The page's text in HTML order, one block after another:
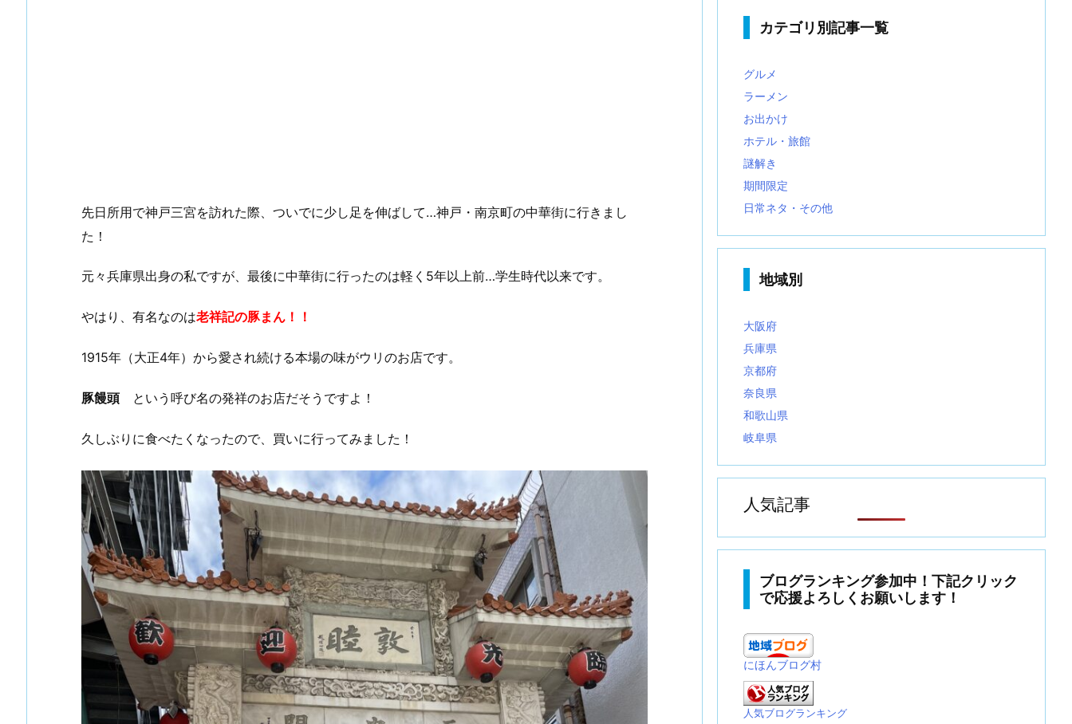
先日所用で神戸三宮を訪れた際、ついでに少し足を伸ばして…神戸・南京町の中華街に行きまし
た！
元々兵庫県出身の私ですが、最後に中華街に行ったのは軽く5年以上前…学生時代以来です。
やはり、有名なのは老祥記の豚まん！！
1915年（大正4年）から愛され続ける本場の味がウリのお店です。
豚饅頭 という呼び名の発祥のお店だそうですよ！
久しぶりに食べたくなったので、買いに行ってみました！
カテゴリ別記事一覧
グルメ
ラーメン
お出かけ
ホテル・旅館
謎解き
期間限定
日常ネタ・その他
地域別
大阪府
兵庫県
京都府
奈良県
和歌山県
岐阜県
人気記事
ブログランキング参加中！下記クリック
で応援よろしくお願いします！
にほんブログ村
人気ブログランキング